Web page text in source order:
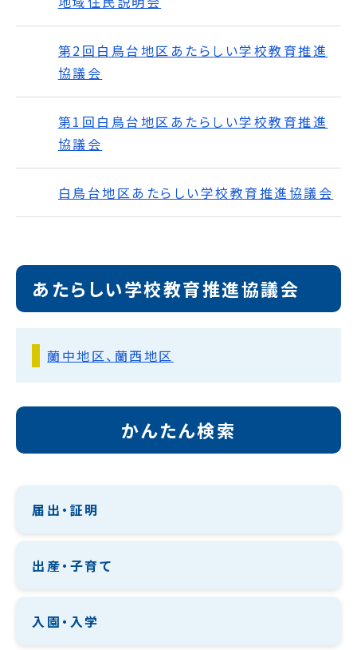
第2回白鳥台地区あたらしい学校教育推進
協議会
第1回白鳥台地区あたらしい学校教育推進
協議会
白鳥台地区あたらしい学校教育推進協議会
あたらしい学校教育推進協議会
蘭中地区、蘭西地区
かんたん検索
届出・証明
出産・子育て
入園・入学